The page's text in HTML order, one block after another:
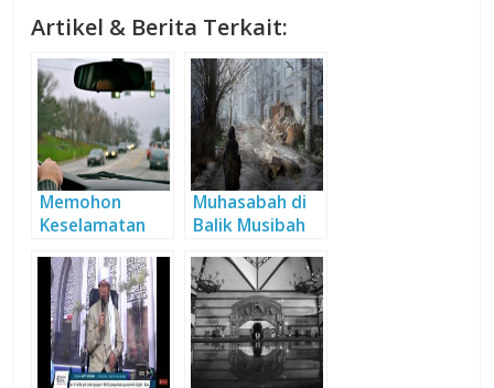
Artikel & Berita Terkait:
Memohon
Keselamatan
Muhasabah di
Balik Musibah